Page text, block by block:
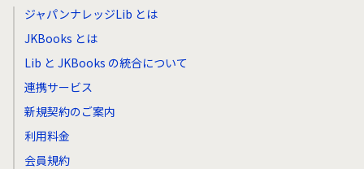
ジャパンナレッジLib とは
JKBooks とは
Lib と JKBooks の統合について
連携サービス
新規契約のご案内
利用料金
会員規約